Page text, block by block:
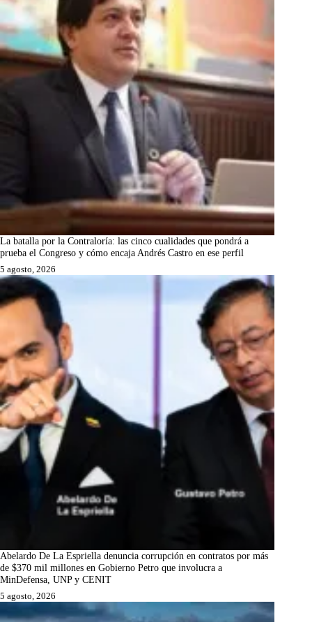
La batalla por la Contraloría: las cinco cualidades que pondrá a
prueba el Congreso y cómo encaja Andrés Castro en ese perfil
5 agosto, 2026
Abelardo De La Espriella denuncia corrupción en contratos por más
de $370 mil millones en Gobierno Petro que involucra a
MinDefensa, UNP y CENIT
5 agosto, 2026